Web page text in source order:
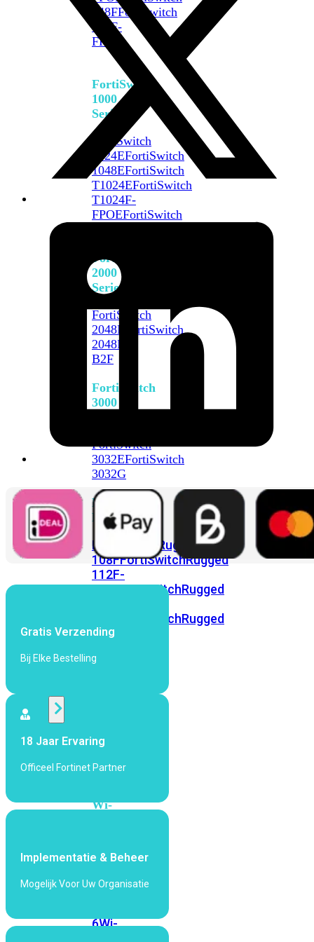
648FFortiSwitch
648F-
FPOE
FortiSwitch
1000
Series
FortiSwitch
1024EFortiSwitch
1048EFortiSwitch
T1024EFortiSwitch
T1024F-
FPOEFortiSwitch
FortiSwitch
2000
Series
FortiSwitch
2048F
FortiSwitch
2048F-
B2F
FortiSwitch
3000
FortiSwitch
3032EFortiSwitch
3032G
FortiSwitch
Ruggedized
FortiSwitchRugged
108FFortiSwitchRugged
112F-
POEFortiSwitchRugged
FortiSwitchRugged
424F-
Access
Points
Wi-
Wi-
Fi
Wi-
6Wi-
Gratis Verzending
Bij Elke Bestelling
18 Jaar Ervaring
Officeel Fortinet Partner
Implementatie & Beheer
Mogelijk Voor Uw Organisatie